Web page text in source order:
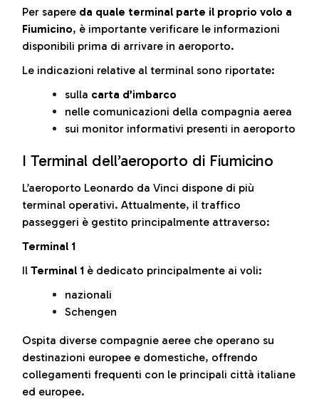
Per sapere da quale terminal parte il proprio volo a
Fiumicino, è importante verificare le informazioni
disponibili prima di arrivare in aeroporto.
Le indicazioni relative al terminal sono riportate:
sulla carta d’imbarco
nelle comunicazioni della compagnia aerea
sui monitor informativi presenti in aeroporto
I Terminal dell’aeroporto di Fiumicino
L’aeroporto Leonardo da Vinci dispone di più
terminal operativi. Attualmente, il traffico
passeggeri è gestito principalmente attraverso:
Terminal 1
Il Terminal 1 è dedicato principalmente ai voli:
nazionali
Schengen
Ospita diverse compagnie aeree che operano su
destinazioni europee e domestiche, offrendo
collegamenti frequenti con le principali città italiane
ed europee.